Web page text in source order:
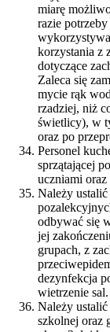
miarę
razie
korzystania z
dotyczące
Zaleca się
mycie rąk
rzadziej, niż
świetlicy), w
oraz po
Personel
sprzątającej
uczniami
Należy
odbywać się
jej
grupach, z
dezynfekcja
wietrzenie sal.
Należy
szkolnej oraz